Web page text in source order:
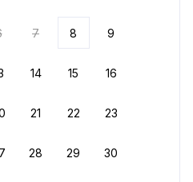
7 8 9
14 15 16
21 22 23
28 29 30
вариант из результатов
область